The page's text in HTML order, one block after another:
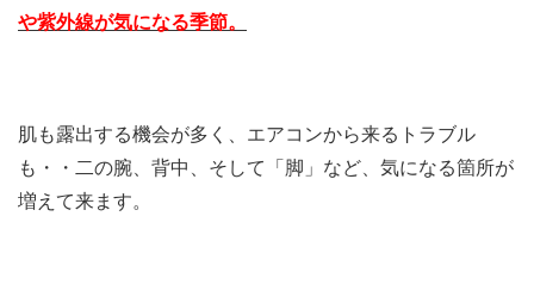
や紫外線が気になる季節。
肌も露出する機会が多く、エアコンから来るトラブル
も・・二の腕、背中、そして「脚」など、気になる箇所が
増えて来ます。